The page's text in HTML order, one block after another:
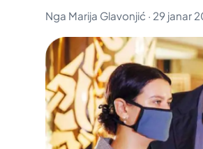
Nga Marija Glavonjić · 29 janar